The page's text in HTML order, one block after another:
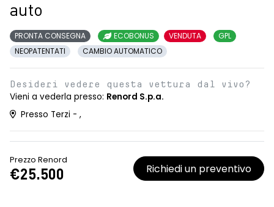
auto
PRONTA CONSEGNA ECOBONUS VENDUTA
GPL
NEOPATENTATI
CAMBIO AUTOMATICO
Desideri vedere questa vettura dal vivo?
Vieni a vederla presso: Renord S.p.a.
Presso Terzi - ,
Prezzo Renord
€25.500 Richiedi un preventivo